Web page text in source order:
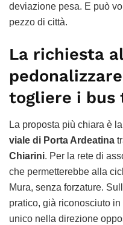
deviazione pesa. E può
pezzo di città.
La richiesta
togliere i bus
La proposta più chiara è la
viale di Porta Ardeatina
Chiarini. Per la rete di
che permetterebbe alla
Mura, senza forzature.
pratico, già riconosciuto
unico nella direzione